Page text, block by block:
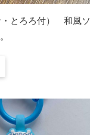
・とろろ付） 和風ソ